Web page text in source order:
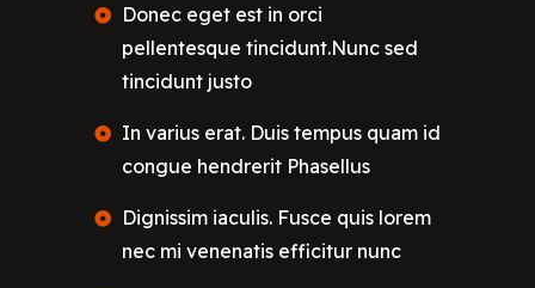
Donec eget est in orci
pellentesque tincidunt.Nunc sed
tincidunt justo
In varius erat. Duis tempus quam id
congue hendrerit Phasellus
Dignissim iaculis. Fusce quis lorem
nec mi venenatis efficitur nunc